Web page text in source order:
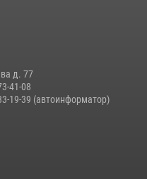
д. 77
41-08
19-39 (автоинформатор)